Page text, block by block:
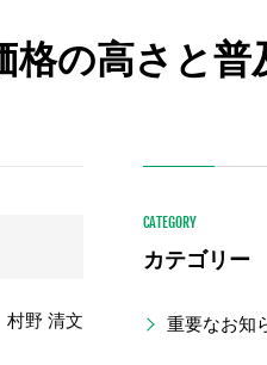
の高さと普
野 清文
CATEGORY
カテゴリー
重要なお知